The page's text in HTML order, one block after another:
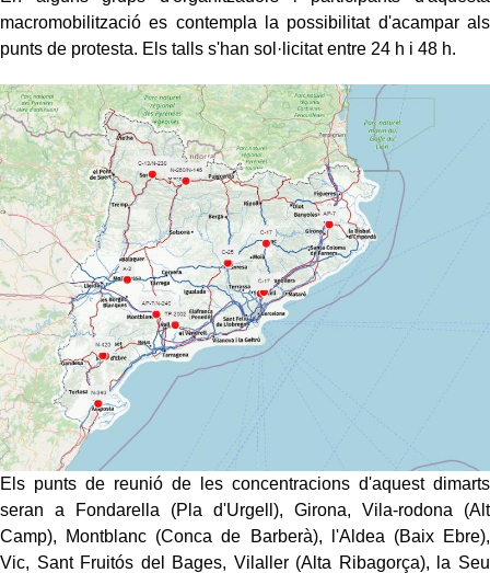
macromobilització es contempla la possibilitat d'acampar als
punts de protesta. Els talls s'han sol·licitat entre 24 h i 48 h.
Els punts de reunió de les concentracions d'aquest dimarts
seran a Fondarella (Pla d'Urgell), Girona, Vila-rodona (Alt
Camp), Montblanc (Conca de Barberà), l'Aldea (Baix Ebre),
Vic, Sant Fruitós del Bages, Vilaller (Alta Ribagorça), la Seu